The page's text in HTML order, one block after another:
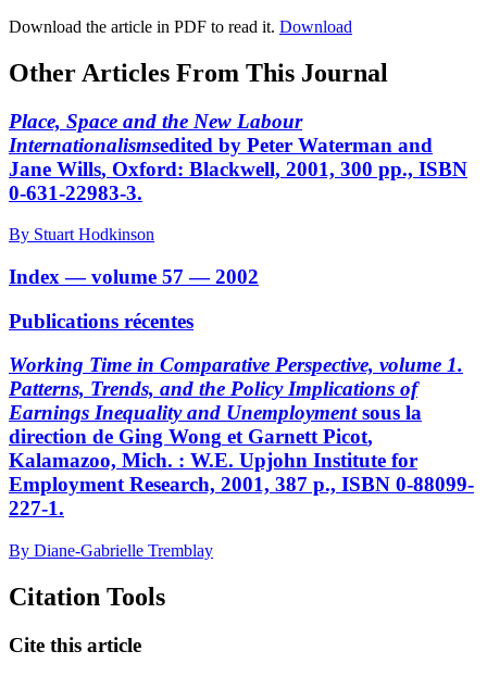
Download the article in PDF to read it. Download
Other Articles From This Journal
Place, Space and the New Labour
Internationalismsedited by Peter Waterman and
Jane Wills, Oxford: Blackwell, 2001, 300 pp., ISBN
0-631-22983-3.
By Stuart Hodkinson
Index — volume 57 — 2002
Publications récentes
Working Time in Comparative Perspective, volume 1.
Patterns, Trends, and the Policy Implications of
Earnings Inequality and Unemploymentsous la
direction de Ging Wong et GarnettPicot,
Kalamazoo, Mich. : W.E. Upjohn Institute for
Employment Research, 2001, 387 p., ISBN 0-88099-
227-1.
By Diane-Gabrielle Tremblay
Citation Tools
Cite this article